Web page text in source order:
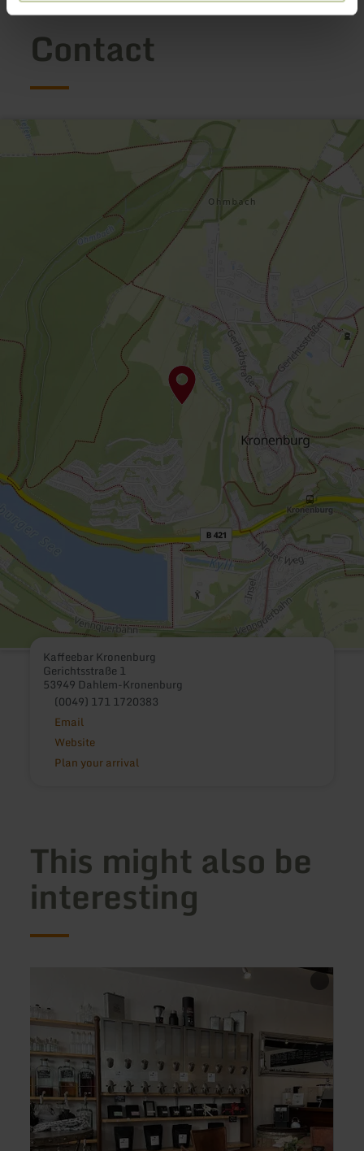
Contact
Kaffeebar Kronenburg
Gerichtsstraße 1
53949 Dahlem-Kronenburg
(0049) 171 1720383
Email
Website
Plan your arrival
This might also be
interesting
Bitburger
Kaffeerösterei
-
Prinz
Cafe
learn